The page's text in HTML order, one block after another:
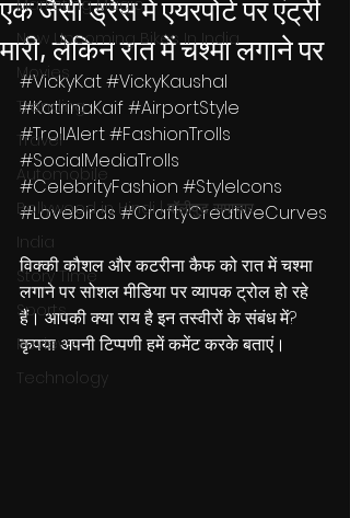
Marketing Magic
New Upcoming Bikes In India
Movies
Trending
Travel
Automobile
Bollywood in Hindi | बॉलीवुड समाचार
India
Story Time
Sports
Reviews
Technology
एक जैसी ड्रेस में एयरपोर्ट पर एंट्री
मारी, लेकिन रात में चश्मा लगाने पर
#VickyKat#VickyKaushal
#KatrinaKaif#AirportStyle
#TrollAlert#FashionTrolls
#SocialMediaTrolls
#CelebrityFashion #StyleIcons
#Lovebirds #CraftyCreativeCurves
विक्की कौशल और कटरीना कैफ को रात में चश्मा
लगाने पर सोशल मीडिया पर व्यापक ट्रोल हो रहे
हैं। आपकी क्या राय है इन तस्वीरों के संबंध में?
कृपया अपनी टिप्पणी हमें कमेंट करके बताएं।